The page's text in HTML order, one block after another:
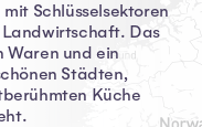
Schlüsselsektoren
Das
Waren und ein
Städten,
Küche